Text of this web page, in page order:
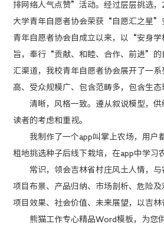
排网络人气点赞”活动。经过层层挑选
大学青年自愿者协会荣获“自愿汇之星”
青年自愿者协会自成立以来，以“安身
旨，奉行“贡献、和睦、合作、前进”的
汇渠道，我校青年自愿者协会展开了一
高、受众规模广、包含范畴多，包含生态
清晰，风格一致。遵从叙说模型，供
读者的考虑和重视。
我制作了一个app叫掌上农场，用户
租地挑选种子后线下栽培，在app中学习
常识，领会吉林省村庄风土人情，与
项目布景、产品归纳、市场剖析、危险及
项目效果、社会价值、未来展望，以吉林
熊猫工作专心精品Word模板，为您